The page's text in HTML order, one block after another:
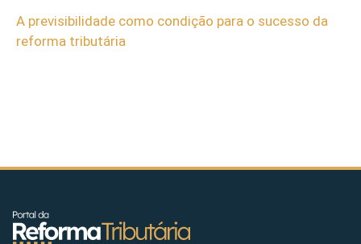
A previsibilidade como condição para o sucesso da
reforma tributária